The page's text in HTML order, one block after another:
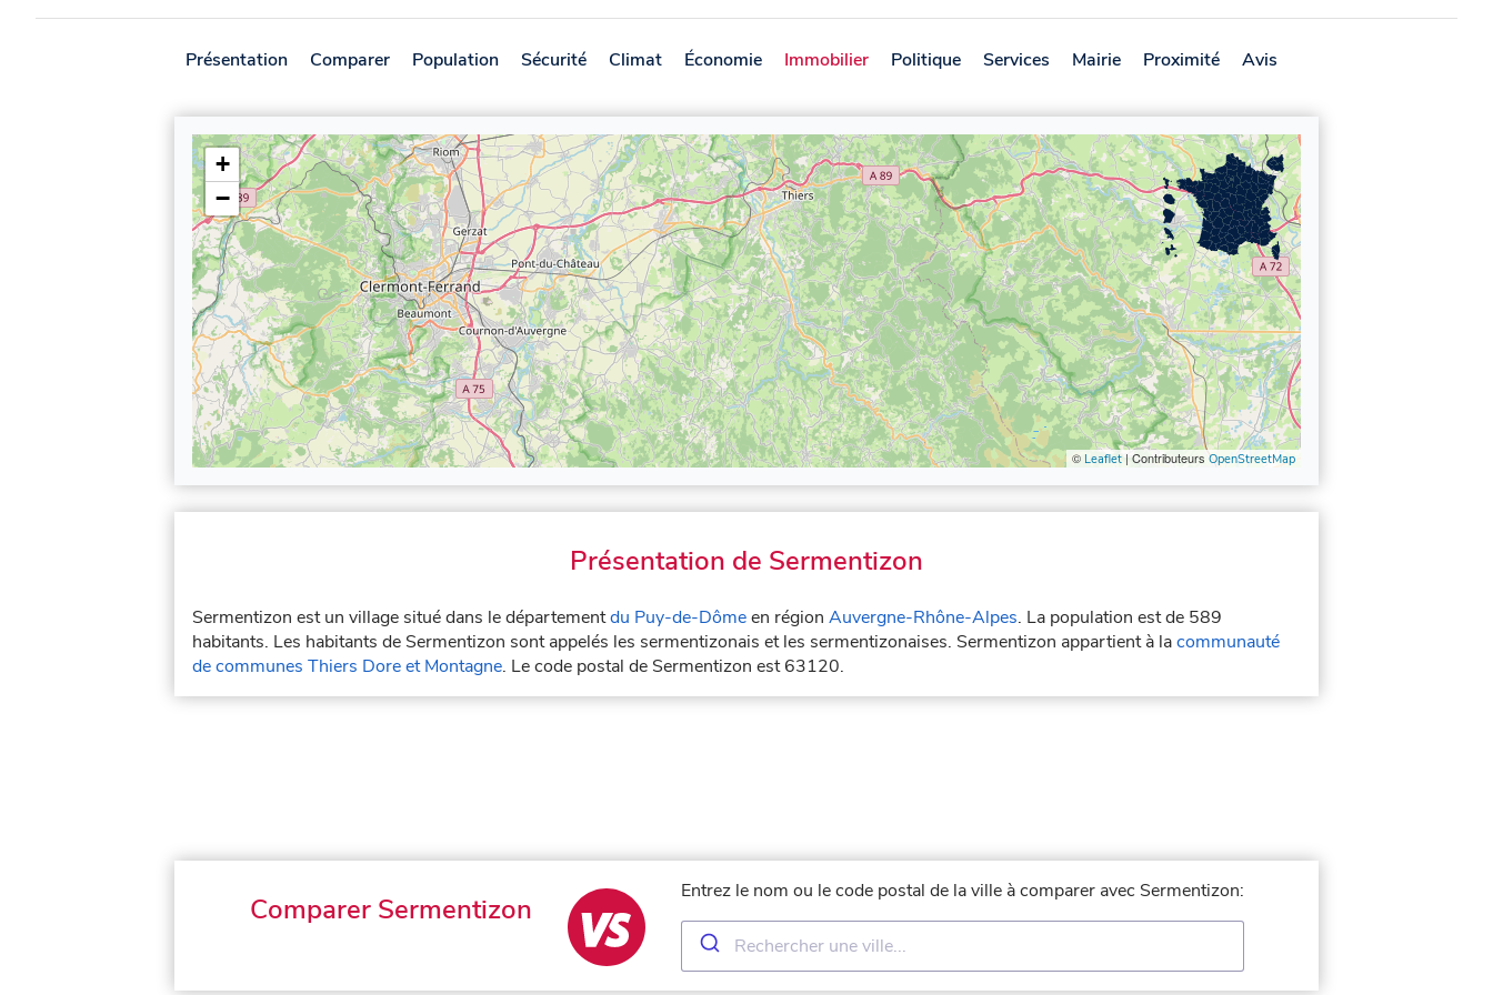
Présentation Comparer Population Sécurité Climat Économie Immobilier Politique Services Mairie Proximité Avis
+
−
© Leaflet| Contributeurs OpenStreetMap
Présentation de Sermentizon
Sermentizon est un village situé dans le départementdu Puy-de-Dômeen région Auvergne-Rhône-Alpes. La population est de 589
habitants. Les habitants de Sermentizon sont appelés les sermentizonais et les sermentizonaises. Sermentizon appartient à lacommunauté
de communes Thiers Dore et Montagne. Le code postal de Sermentizon est 63120.
Comparer Sermentizon
Entrez le nom ou le code postal de la ville à comparer avec Sermentizon: